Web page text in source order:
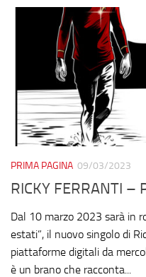
PRIMA PAGINA 09/03/2023
RICKY FERRANTI –
Dal 10 marzo 2023 sarà in
estati”, il nuovo singolo di
piattaforme digitali da
è un brano che racconta...